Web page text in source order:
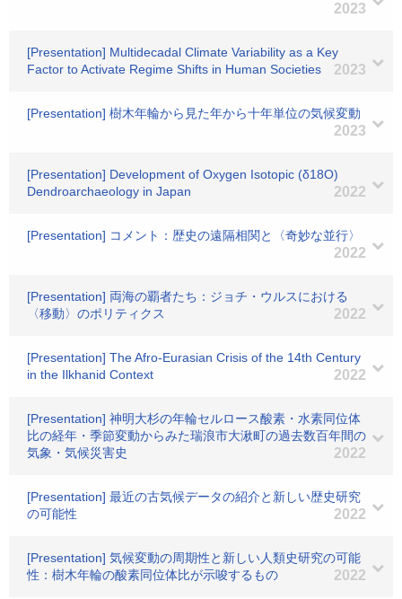
2023
[Presentation] Multidecadal Climate Variability as a Key
Factor to Activate Regime Shifts in Human Societies
2023
[Presentation] 樹木年輪から見た年から十年単位の気候変動
2023
[Presentation] Development of Oxygen Isotopic (δ18O)
Dendroarchaeology in Japan
2022
[Presentation] コメント：歴史の遠隔相関と〈奇妙な並行〉
2022
[Presentation] 両海の覇者たち：ジョチ・ウルスにおける
〈移動〉のポリティクス
2022
[Presentation] The Afro-Eurasian Crisis of the 14th Century
in the Ilkhanid Context
2022
[Presentation] 神明大杉の年輪セルロース酸素・水素同位体
比の経年・季節変動からみた瑞浪市大湫町の過去数百年間の
気象・気候災害史
2022
[Presentation] 最近の古気候データの紹介と新しい歴史研究
の可能性
2022
[Presentation] 気候変動の周期性と新しい人類史研究の可能
性：樹木年輪の酸素同位体比が示唆するもの
2022